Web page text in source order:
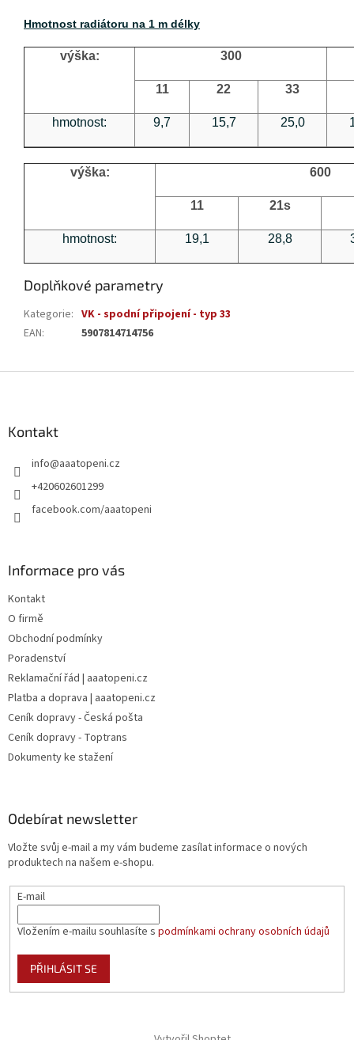
Hmotnost radiátoru na 1 m délky
výška: 300
11 22 33
hmotnost: 9,7 15,7 25,0
výška: 600
11 21s
hmotnost: 19,1 28,8
Doplňkové parametry
Kategorie: VK - spodní připojení - typ 33
EAN: 5907814714756
Kontakt
info@aaatopeni.cz
+420602601299
facebook.com/aaatopeni
Informace pro vás
Kontakt
O firmě
Obchodní podmínky
Poradenství
Reklamační řád | aaatopeni.cz
Platba a doprava | aaatopeni.cz
Ceník dopravy - Česká pošta
Ceník dopravy - Toptrans
Dokumenty ke stažení
Odebírat newsletter
Vložte svůj e-mail a my vám budeme zasílat informace o nových
produktech na našem e-shopu.
E-mail
Vložením e-mailu souhlasíte s podmínkami ochrany osobních údajů
PŘIHLÁSIT SE